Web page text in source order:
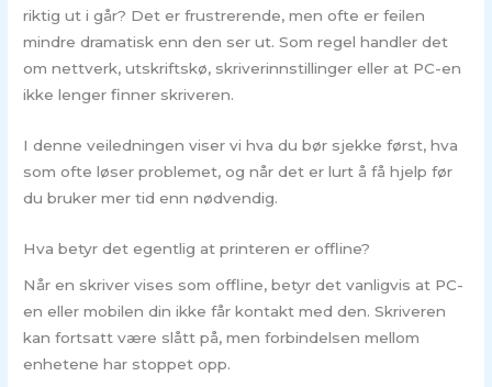
riktig ut i går? Det er frustrerende, men ofte er feilen
mindre dramatisk enn den ser ut. Som regel handler det
om nettverk, utskriftskø, skriverinnstillinger eller at PC-en
ikke lenger finner skriveren.
I denne veiledningen viser vi hva du bør sjekke først, hva
som ofte løser problemet, og når det er lurt å få hjelp før
du bruker mer tid enn nødvendig.
Hva betyr det egentlig at printeren er offline?
Når en skriver vises som offline, betyr det vanligvis at PC-
en eller mobilen din ikke får kontakt med den. Skriveren
kan fortsatt være slått på, men forbindelsen mellom
enhetene har stoppet opp.